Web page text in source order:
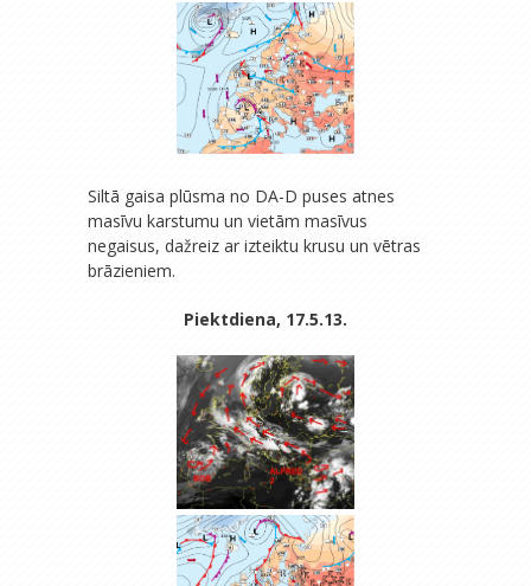
Siltā gaisa plūsma no DA-D puses atnes
masīvu karstumu un vietām masīvus
negaisus, dažreiz ar izteiktu krusu un vētras
brāzieniem.
Piektdiena, 17.5.13.